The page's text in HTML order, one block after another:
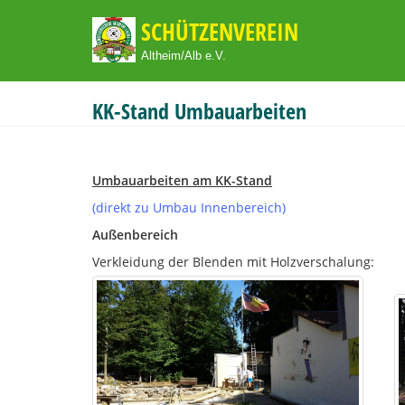
SCHÜTZENVEREIN
Altheim/Alb e.V.
KK-Stand Umbauarbeiten
Umbauarbeiten am KK-Stand
(direkt zu Umbau Innenbereich)
Außenbereich
Verkleidung der Blenden mit Holzverschalung: